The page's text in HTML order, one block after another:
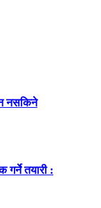
नसकिने
गर्ने तयारी :